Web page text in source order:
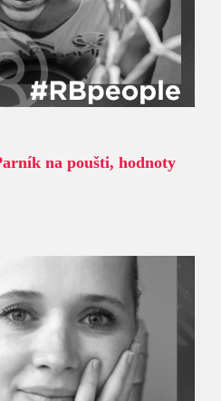
na poušti, hodnoty